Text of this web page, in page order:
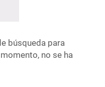
búsqueda para
no se ha